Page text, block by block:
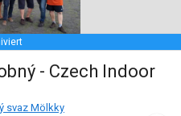
- Czech Indoor
svaz Mölkky